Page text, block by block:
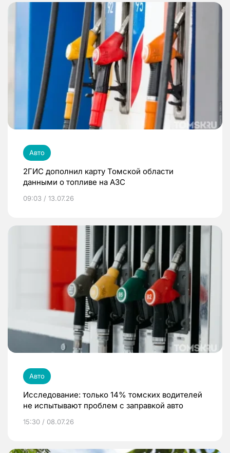
Авто
2ГИС дополнил карту Томской области
данными о топливе на АЗС
09:03 / 13.07.26
Авто
Исследование: только 14% томских водителей
не испытывают проблем с заправкой авто
15:30 / 08.07.26